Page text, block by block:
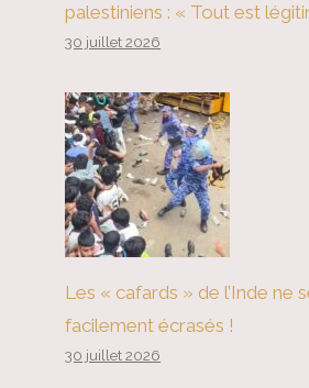
Le mépris des
l’homme
palestiniens : « Tout est
30 juillet 2026
Les « cafards » de l’Inde ne
facilement écrasés !
30 juillet 2026